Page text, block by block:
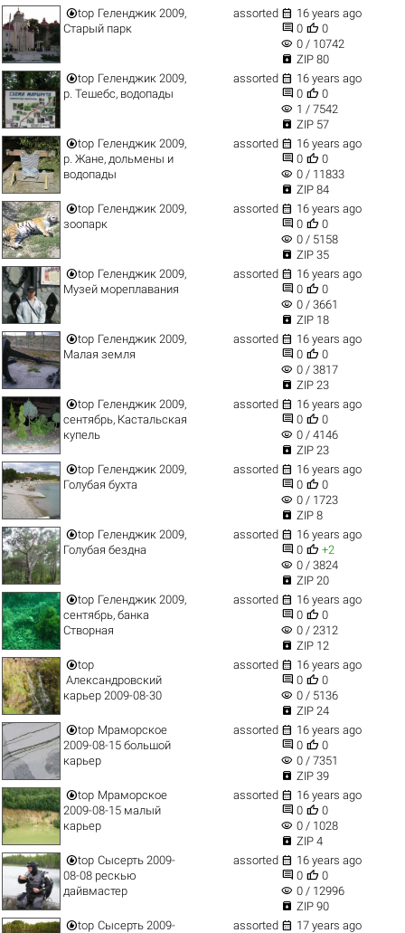
top Геленджик 2009,
Старый парк
assorted  16 years ago
 0  0
visibility 0 / 10742
 ZIP 80
top Геленджик 2009,
р. Тешебс, водопады
assorted  16 years ago
 0  0
visibility 1 / 7542
 ZIP 57
top Геленджик 2009,
р. Жане, дольмены и
водопады
assorted  16 years ago
 0  0
visibility 0 / 11833
 ZIP 84
top Геленджик 2009,
зоопарк
assorted  16 years ago
 0  0
visibility 0 / 5158
 ZIP 35
top Геленджик 2009,
Музей мореплавания
assorted  16 years ago
 0  0
visibility 0 / 3661
 ZIP 18
top Геленджик 2009,
Малая земля
assorted  16 years ago
 0  0
visibility 0 / 3817
 ZIP 23
top Геленджик 2009,
сентябрь, Кастальская
купель
assorted  16 years ago
 0  0
visibility 0 / 4146
 ZIP 23
top Геленджик 2009,
Голубая бухта
assorted  16 years ago
 0  0
visibility 0 / 1723
 ZIP 8
top Геленджик 2009,
Голубая бездна
assorted  16 years ago
 0  +2
visibility 0 / 3824
 ZIP 20
top Геленджик 2009,
сентябрь, банка
Створная
assorted  16 years ago
 0  0
visibility 0 / 2312
 ZIP 12
top
Александровский
карьер 2009-08-30
assorted  16 years ago
 0  0
visibility 0 / 5136
 ZIP 24
top Мраморское
2009-08-15 большой
карьер
assorted  16 years ago
 0  0
visibility 0 / 7351
 ZIP 39
top Мраморское
2009-08-15 малый
карьер
assorted  16 years ago
 0  0
visibility 0 / 1028
 ZIP 4
top Сысерть 2009-
08-08 рескью
дайвмастер
assorted  16 years ago
 0  0
visibility 0 / 12996
 ZIP 90
top Сысерть 2009- assorted  17 years ago